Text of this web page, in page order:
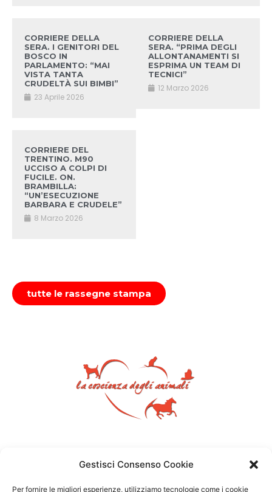
Gestisci Consenso Cookie
Per fornire le migliori esperienze, utilizziamo tecnologie come i cookie
CORRIERE DELLA
SERA. I GENITORI DEL
BOSCO IN
PARLAMENTO: “MAI
VISTA TANTA
CRUDELTÀ SUI BIMBI”
23 Aprile 2026
CORRIERE DELLA
SERA. “PRIMA DEGLI
ALLONTANAMENTI SI
ESPRIMA UN TEAM DI
TECNICI”
12 Marzo 2026
CORRIERE DEL
TRENTINO. M90
UCCISO A COLPI DI
FUCILE. ON.
BRAMBILLA:
“UN’ESECUZIONE
BARBARA E CRUDELE”
8 Marzo 2026
tutte le rassegne stampa